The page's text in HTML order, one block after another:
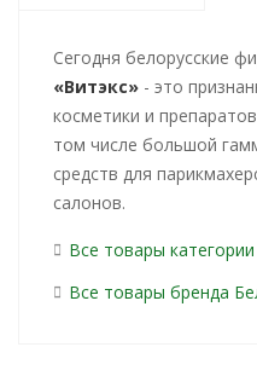
Cегодня белорусские
«Витэкс» - это
косметики и
том числе большой
средств для
салонов.
Все товары категории
Все товары бренда